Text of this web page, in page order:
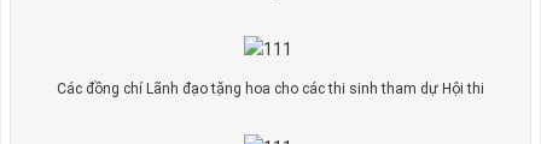
Các đồng chí Lãnh đạo tặng hoa cho các thi sinh tham dự Hội thi